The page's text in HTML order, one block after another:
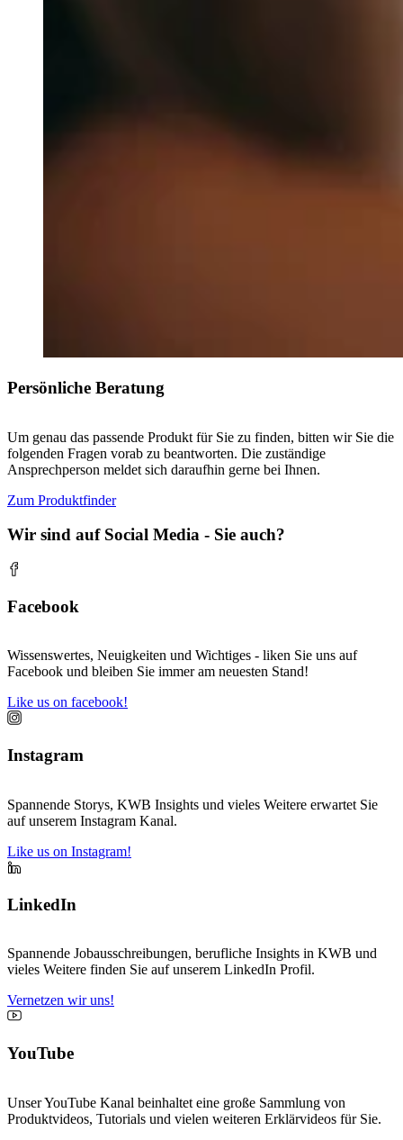
Persönliche Beratung
Um genau das passende Produkt für Sie zu finden, bitten wir Sie die
folgenden Fragen vorab zu beantworten. Die zuständige
Ansprechperson meldet sich daraufhin gerne bei Ihnen.
Zum Produktfinder
Wir sind auf Social Media - Sie auch?
Facebook
Wissenswertes, Neuigkeiten und Wichtiges - liken Sie uns auf
Facebook und bleiben Sie immer am neuesten Stand!
Like us on facebook!
Instagram
Spannende Storys, KWB Insights und vieles Weitere erwartet Sie
auf unserem Instagram Kanal.
Like us on Instagram!
LinkedIn
Spannende Jobausschreibungen, berufliche Insights in KWB und
vieles Weitere finden Sie auf unserem LinkedIn Profil.
Vernetzen wir uns!
YouTube
Unser YouTube Kanal beinhaltet eine große Sammlung von
Produktvideos, Tutorials und vielen weiteren Erklärvideos für Sie.